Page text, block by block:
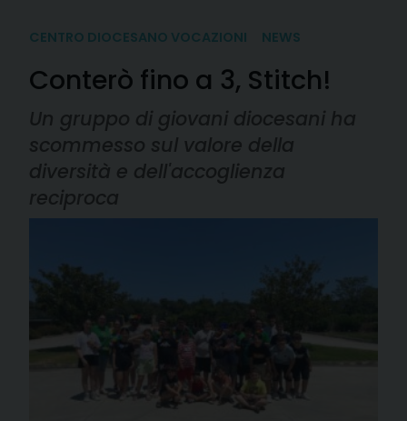
CENTRO DIOCESANO VOCAZIONI NEWS
Conterò fino a 3, Stitch!
Un gruppo di giovani diocesani ha
scommesso sul valore della
diversità e dell'accoglienza
reciproca